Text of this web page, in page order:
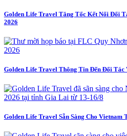
Golden Life Travel Tăng Tốc Kết Nối Đối
2026
Golden Life Travel Thông Tin Đến Đối Tác
Golden Life Travel Sẵn Sàng Cho Vietnam